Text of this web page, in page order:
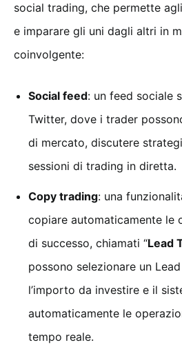
social trading, che permette
e imparare gli uni dagli altri in
coinvolgente:
Social feed: un feed sociale
Twitter, dove i trader
di mercato, discutere
sessioni di trading in diretta.
Copy trading: una
copiare automaticamente le
di successo, chiamati “Lead
possono selezionare un
l’importo da investire e il
automaticamente le
tempo reale.